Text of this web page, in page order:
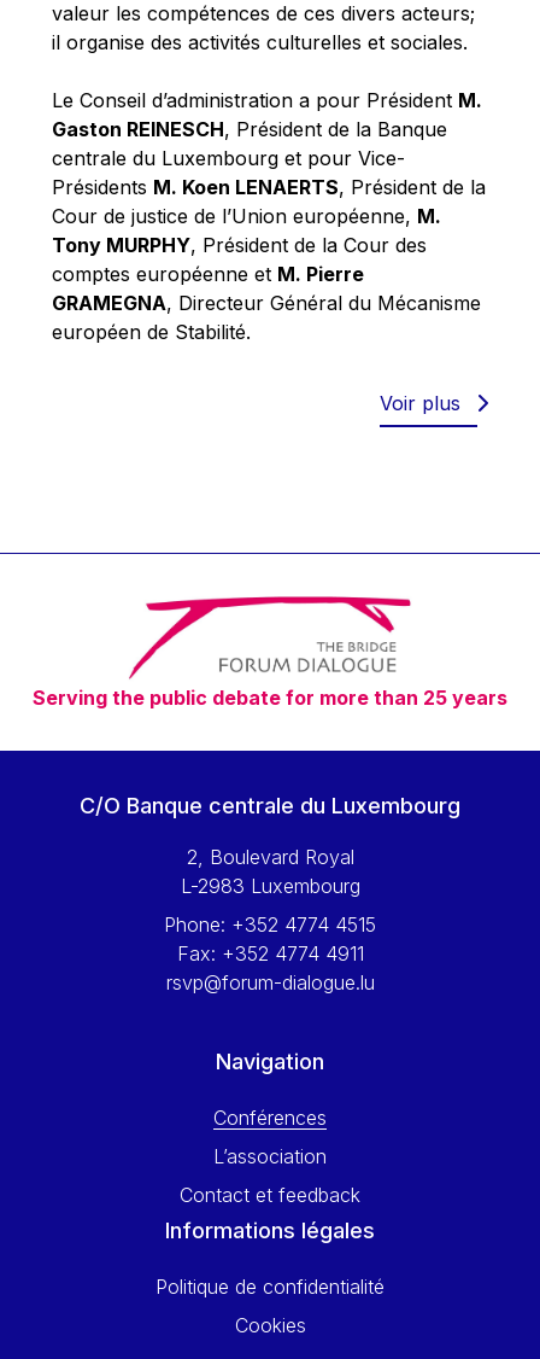
Paolo Mengozzi
Paschal Donohoe
Pat Cox
Patrizia Nanz
Philippe Maystadt
Pierre Gramegna
Richard Pelly
Robert Goebbels
Robert REYNDERS
Timothy Radcliffe
Vaclav Klaus
Vassilios Skouris
Vítor Manuel da Silva Caldeira
Viviane Reding
Walter Hagg
Wolfgang Ketterle
Yossi Beillin
Yves FRANCHET
valeur les compétences de ces divers acteurs;
il organise des activités culturelles et sociales.
Le Conseil d’administration a pour Président M.
Gaston REINESCH, Président de la Banque
centrale du Luxembourg et pour Vice-
Présidents M. Koen LENAERTS, Président de la
Cour de justice de l’Union européenne, M.
Tony MURPHY, Président de la Cour des
comptes européenne et M. Pierre
GRAMEGNA, Directeur Général du Mécanisme
européen de Stabilité.
Voir plus
Serving the public debate for more than 25 years
C/O Banque centrale du Luxembourg
2, Boulevard Royal
L-2983 Luxembourg
Phone: +352 4774 4515
Fax: +352 4774 4911
rsvp@forum-dialogue.lu
Navigation
Conférences
L’association
Contact et feedback
Informations légales
Politique de confidentialité
Cookies